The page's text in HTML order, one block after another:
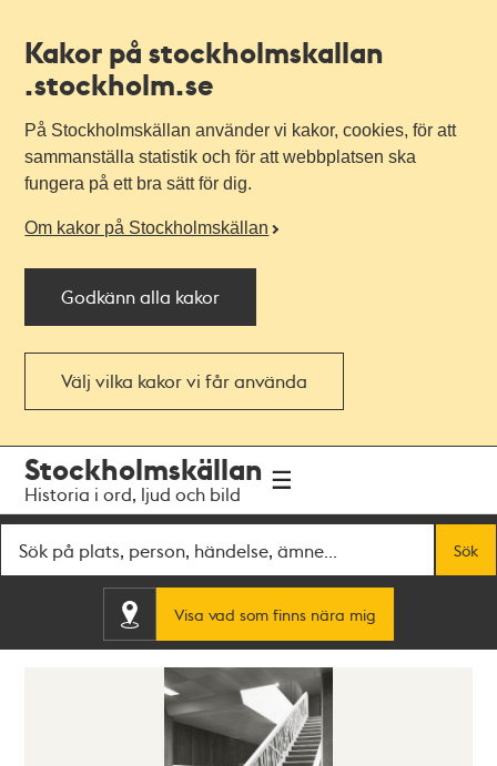
Kakor på stockholmskallan
.stockholm.se
På Stockholmskällan använder vi kakor, cookies, för att
sammanställa statistik och för att webbplatsen ska
fungera på ett bra sätt för dig.
Om kakor på Stockholmskällan
Godkänn alla kakor
Välj vilka kakor vi får använda
navigationen
huvudinnehållet
Stockholmskällan
Historia i ord, ljud och bild
Sök
Visa vad som finns nära mig